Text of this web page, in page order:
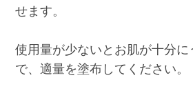
せます。
使用量が少ないとお肌が十分
で、適量を塗布してください。